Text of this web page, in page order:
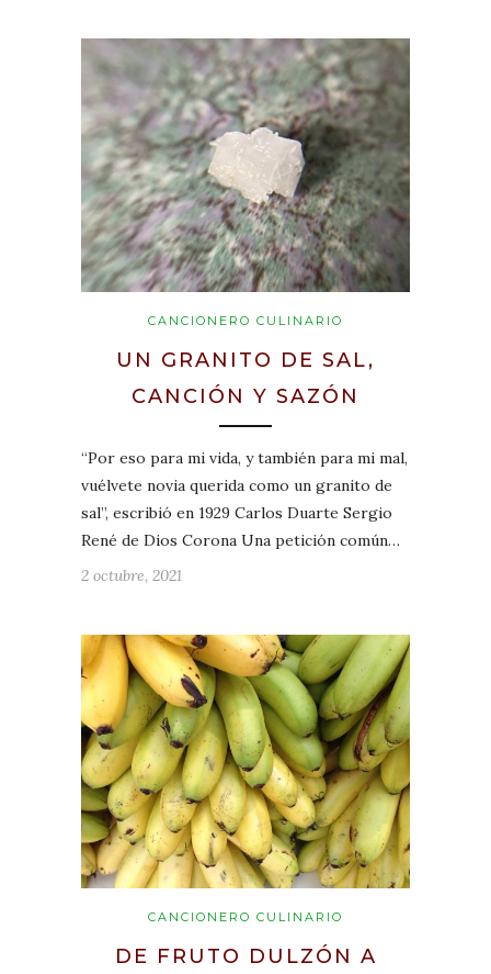
CANCIONERO CULINARIO
UN GRANITO DE SAL,
CANCIÓN Y SAZÓN
“Por eso para mi vida, y también para mi mal,
vuélvete novia querida como un granito de
sal”, escribió en 1929 Carlos Duarte Sergio
René de Dios Corona Una petición común…
2 octubre, 2021
CANCIONERO CULINARIO
DE FRUTO DULZÓN A